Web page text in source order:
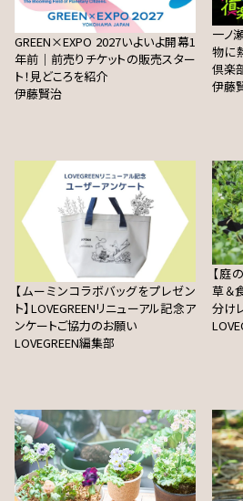
GREEN×EXPO 2027いよいよ開幕1
年前｜前売りチケットの販売スター
ト！見どころを紹介
伊藤賢治
一ノ
物に
倶楽
伊藤
【ムーミンコラボバッグをプレゼン
ト】LOVEGREENリニューアル記念ア
ンケートご協力のお願い
LOVEGREEN編集部
【庭
草＆
分け